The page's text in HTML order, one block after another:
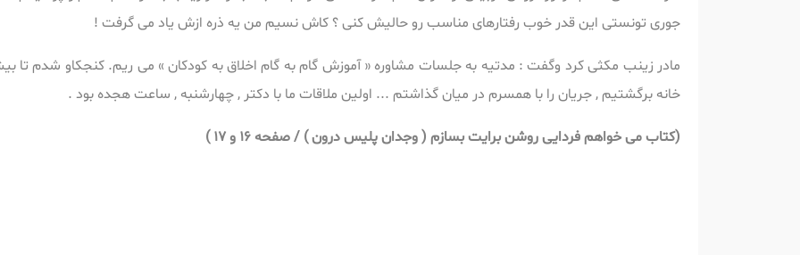
جوری تونستی این قدر خوب رفتارهای مناسب رو حالیش کنی ؟ کاش نسیم من یه ذره ازش یاد می گرفت !
مادر زینب مکثی کرد وگفت : مدتیه به جلسات مشاوره « آموزش گام به گام اخلاق به کودکان » می ریم. کنجکاو شدم تا
خانه برگشتیم , جریان را با همسرم در میان گذاشتم ... اولین ملاقات ما با دکتر , چهارشنبه , ساعت هجده بود .
(کتاب می خواهم فردایی روشن برایت بسازم ( وجدان پلیس درون ) / صفحه 16 و 17 )